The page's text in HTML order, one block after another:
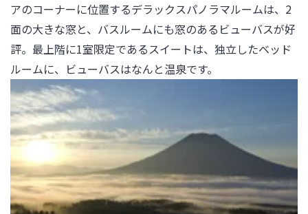
アのコーナーに位置するデラックスパノラマルームは、2
面の大きな窓と、バスルームにも窓のあるビューバスが好
評。最上階に1室限定であるスイートは、独立したベッド
ルームに、ビューバスはなんと温泉です。